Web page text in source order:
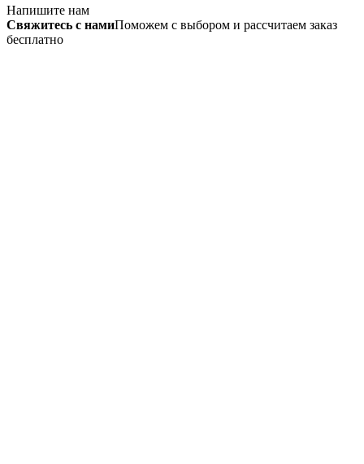
Напишите нам
Свяжитесь с намиПоможем с выбором и рассчитаем заказ
бесплатно